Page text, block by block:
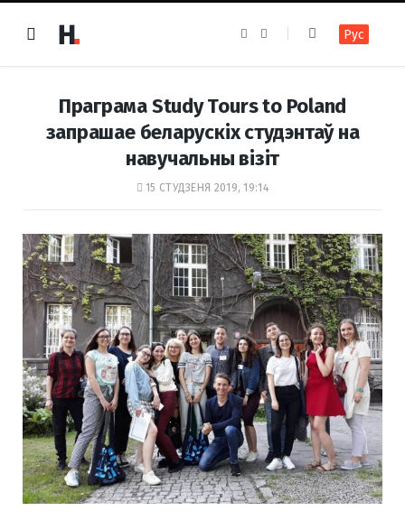
e
o
k
t
r
a
m
Рус
Праграма Study Tours to Poland
запрашае беларускіх студэнтаў на
навучальны візіт
15 СТУДЗЕНЯ 2019, 19:14